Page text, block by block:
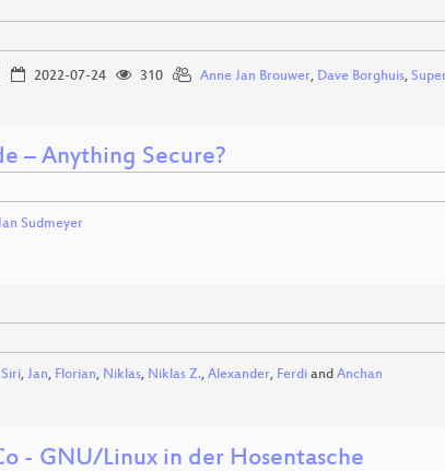
2022-07-24 310 Anne Jan Brouwer, Dave Borghuis,
– Anything Secure?
Sudmeyer
Siri, Jan, Florian, Niklas, Niklas Z., Alexander, Ferdi and Anchan
- GNU/Linux in der Hosentasche